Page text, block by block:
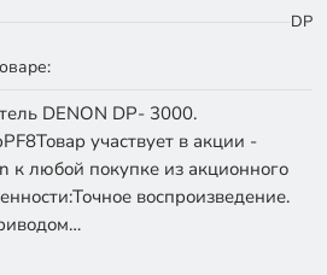
DP
DENON DP- 3000.
участвует в акции -
любой покупке из акционного
воспроизведение.